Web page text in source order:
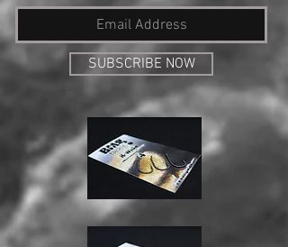
SUBSCRIBE NOW